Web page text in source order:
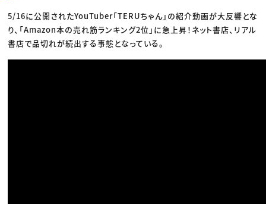
5/16に公開されたYouTuber「TERUちゃん」の紹介動画が大反響とな
り、「Amazon本の売れ筋ランキング2位」に急上昇！ネット書店、リアル
書店で品切れが続出する事態となっている。